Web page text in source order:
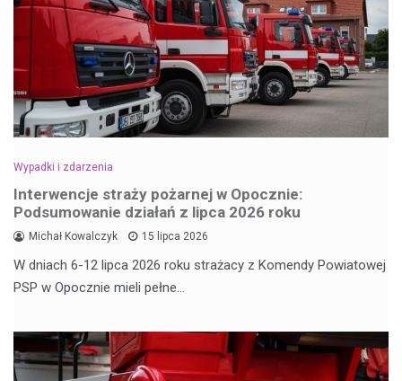
Wypadki i zdarzenia
Interwencje straży pożarnej w Opocznie:
Podsumowanie działań z lipca 2026 roku
Michał Kowalczyk 15 lipca 2026
W dniach 6-12 lipca 2026 roku strażacy z Komendy Powiatowej
PSP w Opocznie mieli pełne…